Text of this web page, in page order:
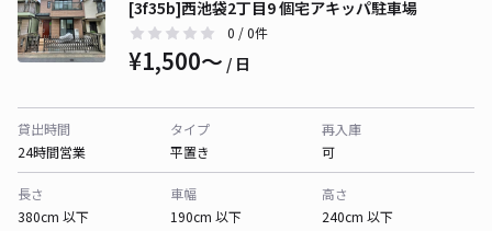
[3f35b]西池袋2丁目9 個宅アキッパ駐車場
0 / 0件
¥1,500〜 / 日
貸出時間
24時間営業
タイプ
平置き
再入庫
可
長さ
380cm 以下
車幅
190cm 以下
高さ
240cm 以下